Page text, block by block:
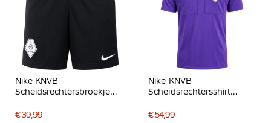
Nike KNVB
Scheidsrechtersbroekje
€ 39,99
Nike KNVB
Scheidsrechtersshirt
€ 54,99